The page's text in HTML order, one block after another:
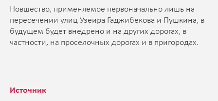
Новшество, применяемое первоначально лишь на
пересечении улиц Узеира Гаджибекова и Пушкина, в
будущем будет внедрено и на других дорогах, в
частности, на проселочных дорогах и в пригородах.
Источник